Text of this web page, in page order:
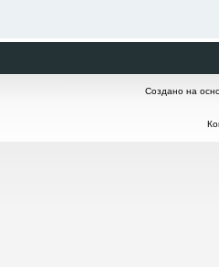
Создано на